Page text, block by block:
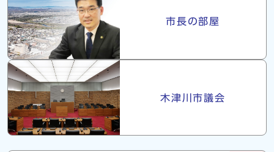
市長の部屋
木津川市議会